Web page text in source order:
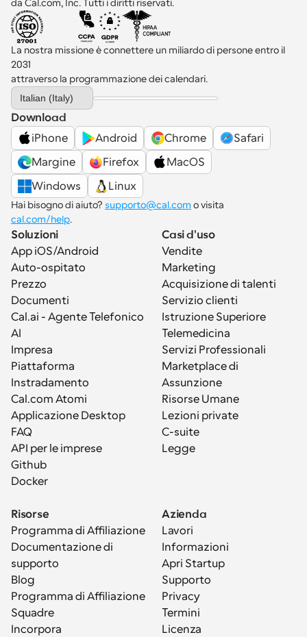
da Cal.com, Inc. Tutti i diritti riservati.
La nostra missione è connettere un miliardo di persone entro il
2031
attraverso la programmazione dei calendari.
Select Language
Italian (Italy)
Download
iPhone
Android Chrome
Safari
Margine
Firefox
MacOS
Windows
Linux
Hai bisogno di aiuto? supporto@cal.com
cal.com/help.
Soluzioni
App iOS/Android
Auto-ospitato
Prezzo
Documenti
Cal.ai - Agente Telefonico
AI
Impresa
Piattaforma
Instradamento
Cal.com Atomi
Applicazione Desktop
FAQ
API per le imprese
Github
Docker
Casi d'uso
Vendite
Marketing
Acquisizione di talenti
Servizio clienti
Istruzione Superiore
Telemedicina
Servizi Professionali
Marketplace di
Assunzione
Risorse Umane
Lezioni private
C-suite
Legge
Risorse
Programma di Affiliazione
Documentazione di
supporto
Blog
Programma di Affiliazione
Squadre
Incorpora
Azienda
Lavori
Informazioni
Apri Startup
Supporto
Privacy
Termini
Licenza